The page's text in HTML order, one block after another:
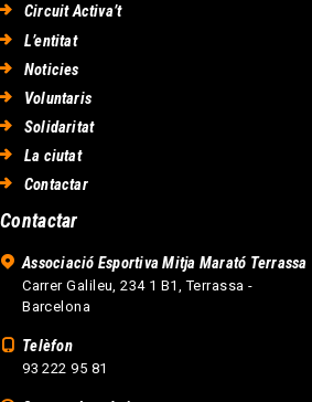
Circuit Activa’t
L’entitat
Noticies
Voluntaris
Solidaritat
La ciutat
Contactar
Contactar
Associació Esportiva Mitja Marató Terrassa
Carrer Galileu, 234 1 B1, Terrassa -
Barcelona
Telèfon
93 222 95 81